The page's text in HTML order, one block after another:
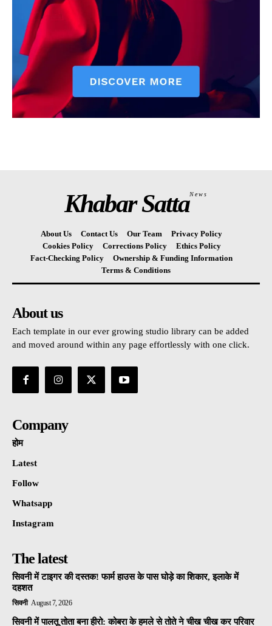
Khabar SattaNews
About Us Contact Us Our Team
Privacy Policy
Cookies Policy
Corrections Policy
Ethics Policy
Fact-Checking Policy
Ownership & Funding Information
Terms & Conditions
About us
Each template in our ever growing studio library can be added
and moved around within any page effortlessly with one click.
Company
होम
Latest
Follow
Whatsapp
Instagram
The latest
सिवनी में टाइगर की दस्तक! फार्म हाउस के पास घोड़े का शिकार, इलाके में
दहशत
सिवनी August 7, 2026
सिवनी में पालतू तोता बना हीरो: कोबरा के हमले से तोते ने चीख चीख कर परिवार